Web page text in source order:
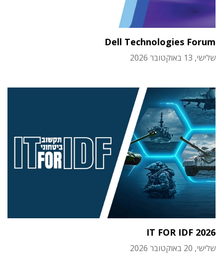
Dell Technologies Forum
שלישי, 13 באוקטובר 2026
IT FOR IDF 2026
שלישי, 20 באוקטובר 2026